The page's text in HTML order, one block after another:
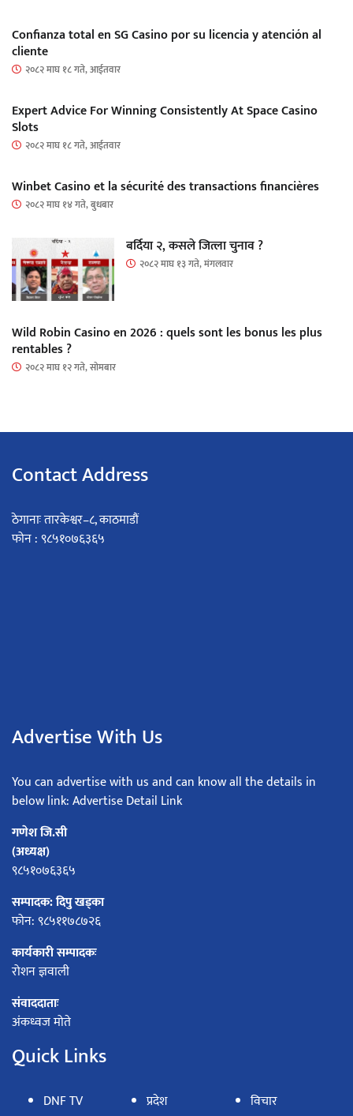
Confianza total en SG Casino por su licencia y atención al
cliente
२०८२ माघ १८ गते, आईतवार
Expert Advice For Winning Consistently At Space Casino
Slots
२०८२ माघ १८ गते, आईतवार
Winbet Casino et la sécurité des transactions financières
२०८२ माघ १४ गते, बुधबार
बर्दिया २, कसले जित्ला चुनाव ?
२०८२ माघ १३ गते, मंगलवार
Wild Robin Casino en 2026 : quels sont les bonus les plus
rentables ?
२०८२ माघ १२ गते, सोमबार
Contact Address
ठेगानाः तारकेश्वर–८, काठमाडौं
फोन : ९८५१०७६३६५
Advertise With Us
You can advertise with us and can know all the details in
below link: Advertise Detail Link
गणेश जि.सी
(अध्यक्ष)
९८५१०७६३६५
सम्पादक: दिपु खड्का
फोन: ९८५११७८७२६
कार्यकारी सम्पादकः
रोशन ज्ञवाली
संवाददाताः
अंकध्वज मोते
Quick Links
DNF TV
प्रदेश
विचार